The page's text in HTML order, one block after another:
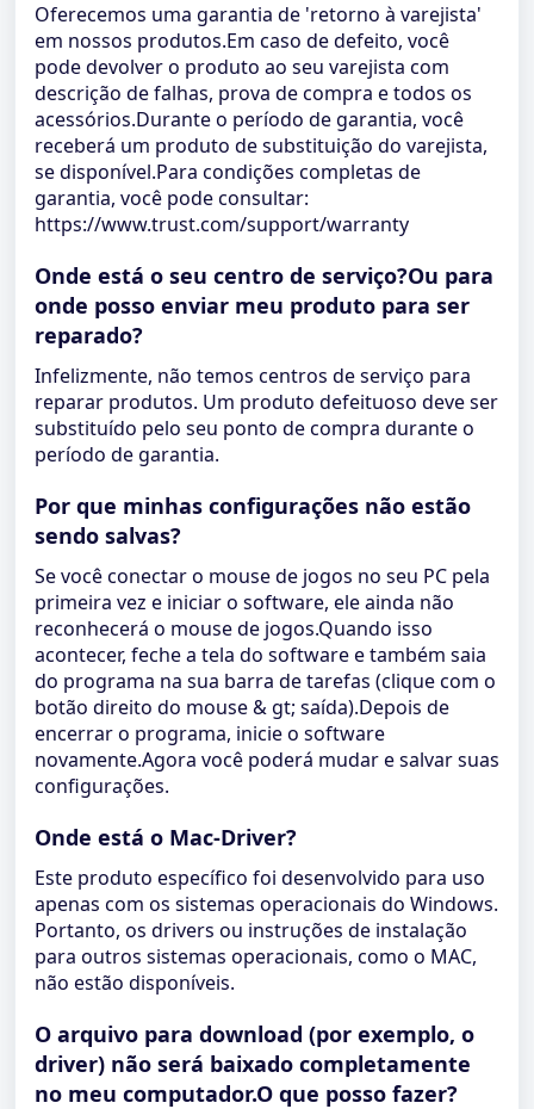
Oferecemos uma garantia de 'retorno à varejista'
em nossos produtos.Em caso de defeito, você
pode devolver o produto ao seu varejista com
descrição de falhas, prova de compra e todos os
acessórios.Durante o período de garantia, você
receberá um produto de substituição do varejista,
se disponível.Para condições completas de
garantia, você pode consultar:
https://www.trust.com/support/warranty
Onde está o seu centro de serviço?Ou para
onde posso enviar meu produto para ser
reparado?
Infelizmente, não temos centros de serviço para
reparar produtos. Um produto defeituoso deve ser
substituído pelo seu ponto de compra durante o
período de garantia.
Por que minhas configurações não estão
sendo salvas?
Se você conectar o mouse de jogos no seu PC pela
primeira vez e iniciar o software, ele ainda não
reconhecerá o mouse de jogos.Quando isso
acontecer, feche a tela do software e também saia
do programa na sua barra de tarefas (clique com o
botão direito do mouse & gt; saída).Depois de
encerrar o programa, inicie o software
novamente.Agora você poderá mudar e salvar suas
configurações.
Onde está o Mac-Driver?
Este produto específico foi desenvolvido para uso
apenas com os sistemas operacionais do Windows.
Portanto, os drivers ou instruções de instalação
para outros sistemas operacionais, como o MAC,
não estão disponíveis.
O arquivo para download (por exemplo, o
driver) não será baixado completamente
no meu computador.O que posso fazer?